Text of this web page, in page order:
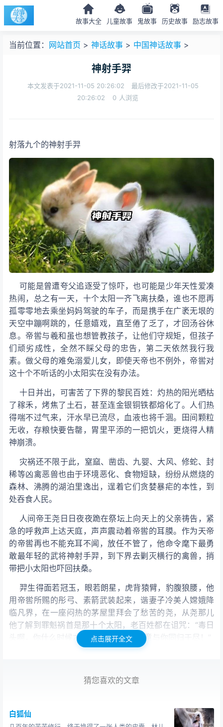
故事大全 儿童故事 鬼故事 历史故事 励志故事
当前位置： 网站首页 > 神话故事 > 中国神话故事 >
神射手羿
本文发表于2021-11-05 20:26:02
最后修改于2021-11-05
20:26:02
0 人浏览
射落九个的神射手羿
可能是曾遭夸父追逐受了惊吓，也可能是少年天性爱凑
热闹，总之有一天，十个太阳一齐飞离扶桑，谁也不愿再
孤零零地去乘坐妈妈驾驶的车子，而是携手在广袤无垠的
天空中蹦啊跳的，任意嬉戏，直至倦了乏了，才回汤谷休
息。帝喾与羲和虽也想管教孩子，让他们守规矩，但孩子
们顽劣成性，全然不睬父母的忠告，第二天依然我行我
素。做父母的难免溺爱儿女，即使天帝也不例外，帝喾对
这十个不听话的小太阳实在没有办法。
十日并出，可害苦了下界的黎民百姓：灼热的阳光晒枯
了稼禾，烤焦了土石，甚至连金银铜铁都熔化了。人们热
得喘不过气来，汗水早已流尽，血液也将千涸。田间颗粒
无收，存粮快要告罄，胃里平添的一把饥火，更烧得人精
神崩溃。
灾祸还不限于此，窒窳、凿齿、九婴、大风、修蛇、封
稀等凶禽恶兽也由于环境恶化、食物短缺，纷纷从燃烧的
森林、沸腾的湖泊里逸出，逞着它们贪婪暴疟的本性，到
处吞食人民。
人间帝王尧日日夜夜跪在祭坛上向天上的父亲祷告，紧
急的呼救声上达天庭，声声震动着帝喾的耳膜。作为天帝
的帝喾再也不能充耳不闻，放任不管了，他命令麾下最勇
敢最年轻的武将神射手羿，到下界去剿灭横行的禽兽，捎
带把小太阳也吓回扶桑。
羿生得面若冠玉，眼若朗星，虎背猿臂，豹腹狼腰，他
用帝喾所赐的彤弓、素箭武装起来，谐妻子冷美人嫦娥降
临凡界，在一座闷热的茅屋里拜会了愁苦的尧，从尧那儿
他了解到罪魁祸首是那十个太阳，老百姓都在诅咒：“毒日
头啊，你什么时候才能毁灭呢？我们愿意与你同归于尽！”
有恃无恐，根本不理会盘马弯弓、作势欲射的羿，依旧在
丈，冲破青天：“你们既然怙恶不悛，我就替天行道了。”他
使的是平生绝艺连环箭法，左手如托泰山，右手似抱婴
点击展开全文
猜您喜欢的文章
白狐仙